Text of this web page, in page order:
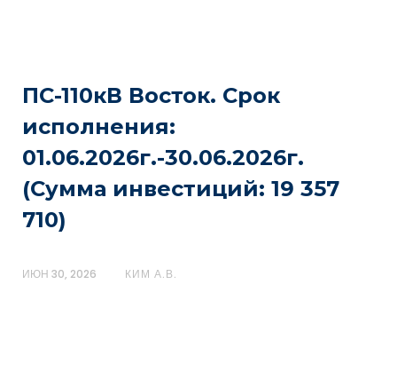
ПС-110кВ Восток. Срок
исполнения:
01.06.2026г.-30.06.2026г.
(Сумма инвестиций: 19 357
710)
ИЮН 30, 2026 КИМ А.В.